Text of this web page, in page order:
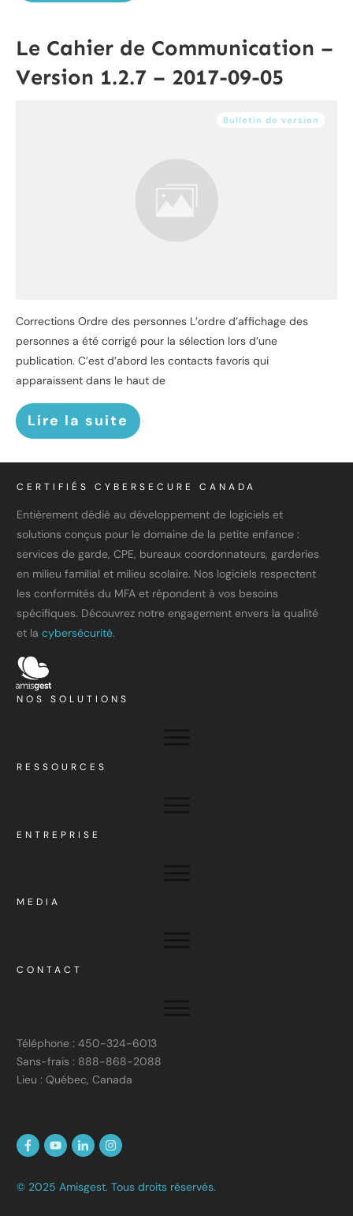
Le Cahier de Communication –
Version 1.2.7 – 2017-09-05
Bulletin de version
Corrections Ordre des personnes L’ordre d’affichage des
personnes a été corrigé pour la sélection lors d’une
publication. C’est d’abord les contacts favoris qui
apparaissent dans le haut de
Lire la suite
CERTIFIÉS CYBERSECURE CANADA
Entièrement dédié au développement de logiciels et
solutions conçus pour le domaine de la petite enfance :
services de garde, CPE, bureaux coordonnateurs, garderies
en milieu familial et milieu scolaire. Nos logiciels respectent
les conformités du MFA et répondent à vos besoins
spécifiques. Découvrez notre engagement envers la qualité
et la cybersécurité.
NOS SOLUTIONS
RESSOURCES
ENTREPRISE
MEDIA
CONTACT
Téléphone : 450-324-6013
Sans-frais : 888-868-2088
Lieu : Québec, Canada
© 2025 Amisgest. Tous droits réservés.